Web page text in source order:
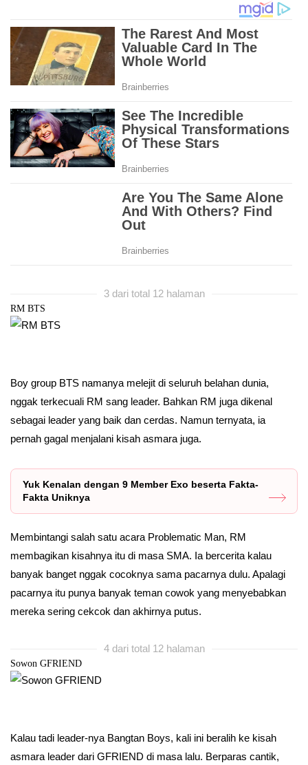
3 dari total 12 halaman
RM BTS
Boy group BTS namanya melejit di seluruh belahan dunia,
nggak terkecuali RM sang leader. Bahkan RM juga dikenal
sebagai leader yang baik dan cerdas. Namun ternyata, ia
pernah gagal menjalani kisah asmara juga.
Yuk Kenalan dengan 9 Member Exo beserta Fakta-
Fakta Uniknya
Membintangi salah satu acara Problematic Man, RM
membagikan kisahnya itu di masa SMA. Ia bercerita kalau
banyak banget nggak cocoknya sama pacarnya dulu. Apalagi
pacarnya itu punya banyak teman cowok yang menyebabkan
mereka sering cekcok dan akhirnya putus.
4 dari total 12 halaman
Sowon GFRIEND
Kalau tadi leader-nya Bangtan Boys, kali ini beralih ke kisah
asmara leader dari GFRIEND di masa lalu. Berparas cantik,